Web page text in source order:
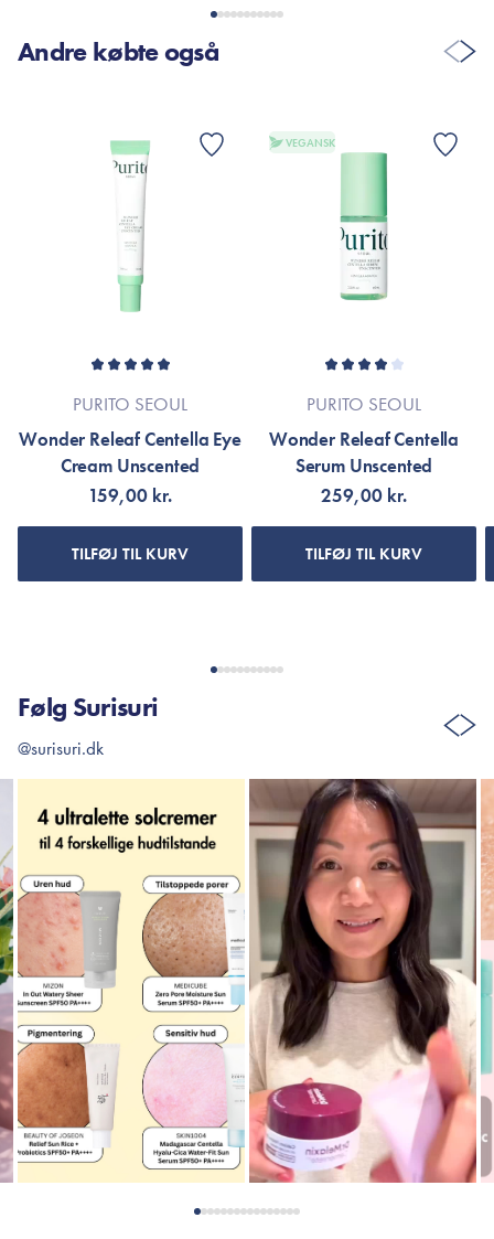
Andre købte også
PURITO SEOUL
Wonder Releaf Centella Eye
Cream Unscented
159,00 kr.
TILFØJ TIL KURV
VEGANSK
PURITO SEOUL
Wonder Releaf Centella
Serum Unscented
259,00 kr.
TILFØJ TIL KURV
Følg Surisuri
@surisuri.dk